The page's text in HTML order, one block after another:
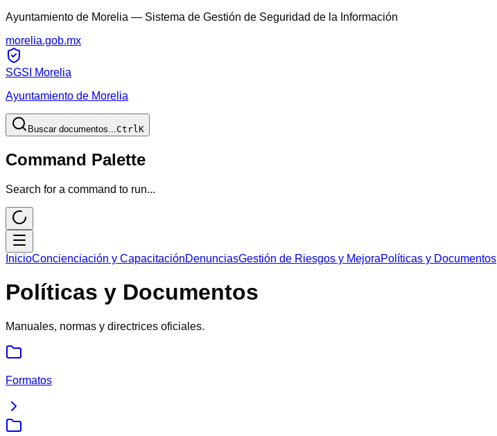
Ayuntamiento de Morelia — Sistema de Gestión de Seguridad de la Información
morelia.gob.mx
SGSI Morelia
Ayuntamiento de Morelia
Buscar documentos...CtrlK
Command Palette
Search for a command to run...
InicioConcienciación y CapacitaciónDenunciasGestión de Riesgos y MejoraPolíticas y Documentos
Políticas y Documentos
Manuales, normas y directrices oficiales.
Formatos